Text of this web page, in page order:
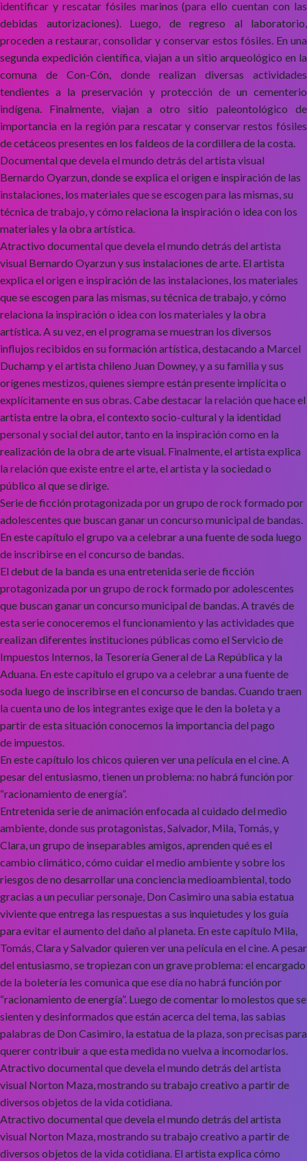
identificar y rescatar fósiles marinos (para ello cuentan con las
debidas autorizaciones). Luego, de regreso al laboratorio,
proceden a restaurar, consolidar y conservar estos fósiles. En una
segunda expedición científica, viajan a un sitio arqueológico en la
comuna de Con-Cón, donde realizan diversas actividades
tendientes a la preservación y protección de un cementerio
indígena. Finalmente, viajan a otro sitio paleontológico de
importancia en la región para rescatar y conservar restos fósiles
de cetáceos presentes en los faldeos de la cordillera de la costa.
Documental que devela el mundo detrás del artista visual
Bernardo Oyarzun, donde se explica el origen e inspiración de las
instalaciones, los materiales que se escogen para las mismas, su
técnica de trabajo, y cómo relaciona la inspiración o idea con los
materiales y la obra artística.
Atractivo documental que devela el mundo detrás del artista
visual Bernardo Oyarzun y sus instalaciones de arte. El artista
explica el origen e inspiración de las instalaciones, los materiales
que se escogen para las mismas, su técnica de trabajo, y cómo
relaciona la inspiración o idea con los materiales y la obra
artística. A su vez, en el programa se muestran los diversos
influjos recibidos en su formación artística, destacando a Marcel
Duchamp y el artista chileno Juan Downey, y a su familia y sus
orígenes mestizos, quienes siempre están presente implícita o
explícitamente en sus obras. Cabe destacar la relación que hace el
artista entre la obra, el contexto socio-cultural y la identidad
personal y social del autor, tanto en la inspiración como en la
realización de la obra de arte visual. Finalmente, el artista explica
la relación que existe entre el arte, el artista y la sociedad o
público al que se dirige.
Serie de ficción protagonizada por un grupo de rock formado por
adolescentes que buscan ganar un concurso municipal de bandas.
En este capítulo el grupo va a celebrar a una fuente de soda luego
de inscribirse en el concurso de bandas.
El debut de la banda es una entretenida serie de ficción
protagonizada por un grupo de rock formado por adolescentes
que buscan ganar un concurso municipal de bandas. A través de
esta serie conoceremos el funcionamiento y las actividades que
realizan diferentes instituciones públicas como el Servicio de
Impuestos Internos, la Tesorería General de La República y la
Aduana. En este capítulo el grupo va a celebrar a una fuente de
soda luego de inscribirse en el concurso de bandas. Cuando traen
la cuenta uno de los integrantes exige que le den la boleta y a
partir de esta situación conocemos la importancia del pago
de impuestos.
En este capítulo los chicos quieren ver una película en el cine. A
pesar del entusiasmo, tienen un problema: no habrá función por
“racionamiento de energía”.
Entretenida serie de animación enfocada al cuidado del medio
ambiente, donde sus protagonistas, Salvador, Mila, Tomás, y
Clara, un grupo de inseparables amigos, aprenden qué es el
cambio climático, cómo cuidar el medio ambiente y sobre los
riesgos de no desarrollar una conciencia medioambiental, todo
gracias a un peculiar personaje, Don Casimiro una sabia estatua
viviente que entrega las respuestas a sus inquietudes y los guía
para evitar el aumento del daño al planeta. En este capítulo Mila,
Tomás, Clara y Salvador quieren ver una película en el cine. A pesar
del entusiasmo, se tropiezan con un grave problema: el encargado
de la boletería les comunica que ese día no habrá función por
“racionamiento de energía”. Luego de comentar lo molestos que se
sienten y desinformados que están acerca del tema, las sabias
palabras de Don Casimiro, la estatua de la plaza, son precisas para
querer contribuir a que esta medida no vuelva a incomodarlos.
Atractivo documental que devela el mundo detrás del artista
visual Norton Maza, mostrando su trabajo creativo a partir de
diversos objetos de la vida cotidiana.
Atractivo documental que devela el mundo detrás del artista
visual Norton Maza, mostrando su trabajo creativo a partir de
diversos objetos de la vida cotidiana. El artista explica cómo